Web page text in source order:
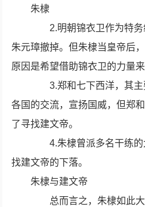
朱棣
2.明朝锦衣卫作为特务
朱元璋撤掉。但朱棣当皇帝后
原因是希望借助锦衣卫的力量来
3.郑和七下西洋，其主
各国的交流，宣扬国威，但郑
了寻找建文帝。
4.朱棣曾派多名干练的
找建文帝的下落。
朱棣与建文帝
总而言之，朱棣如此大